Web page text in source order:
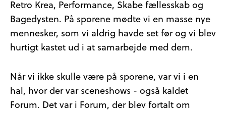
Retro Krea, Performance, Skabe fællesskab og
Bagedysten. På sporene mødte vi en masse nye
mennesker, som vi aldrig havde set før og vi blev
hurtigt kastet ud i at samarbejde med dem.
Når vi ikke skulle være på sporene, var vi i en
hal, hvor der var sceneshows - også kaldet
Forum. Det var i Forum, der blev fortalt om